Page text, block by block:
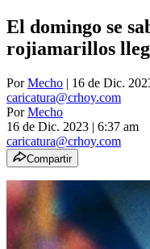
El domingo se
rojiamarillos
PorMecho | 16 de Dic.
caricatura@crhoy.com
PorMecho
16 de Dic. 2023 | 6:37 am
caricatura@crhoy.com
Compartir